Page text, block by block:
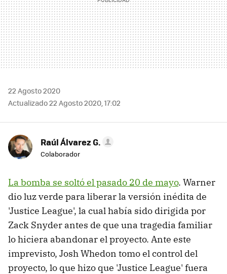
22 Agosto 2020
Actualizado 22 Agosto 2020, 17:02
Raúl Álvarez G.
Colaborador
La bomba se soltó el pasado 20 de mayo. Warner
dio luz verde para liberar la versión inédita de
'Justice League', la cual había sido dirigida por
Zack Snyder antes de que una tragedia familiar
lo hiciera abandonar el proyecto. Ante este
imprevisto, Josh Whedon tomo el control del
proyecto, lo que hizo que 'Justice League' fuera